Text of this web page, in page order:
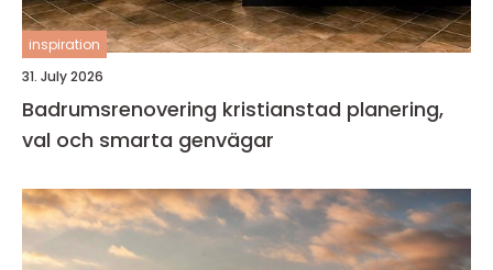
inspiration
31. July 2026
Badrumsrenovering kristianstad planering,
val och smarta genvägar